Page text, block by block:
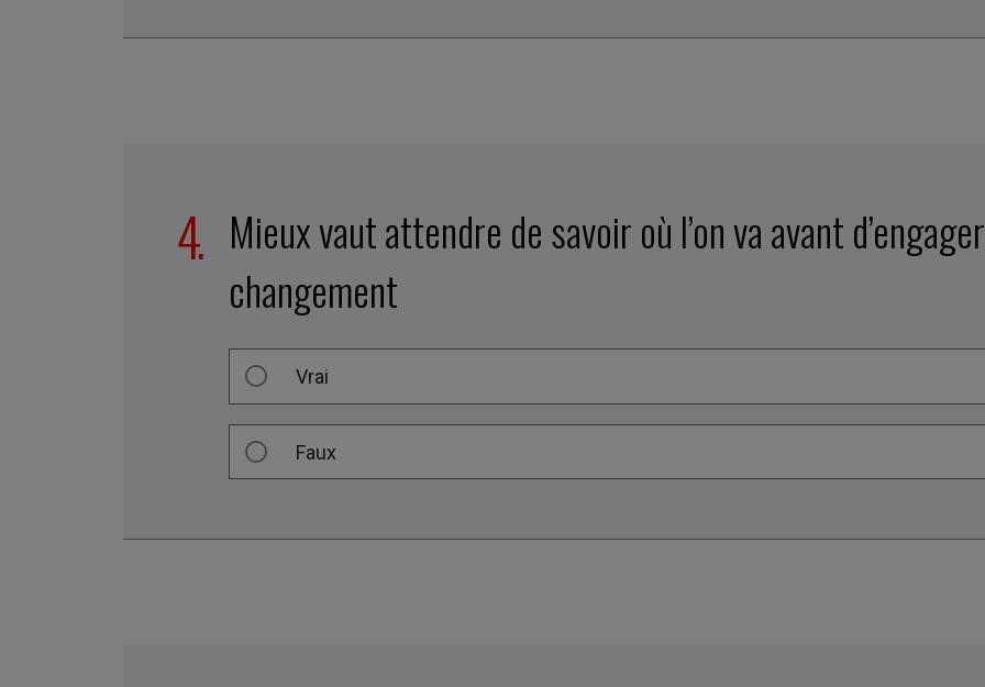
Mieux vaut attendre de savoir où l’on va avant
changement
Vrai
Faux